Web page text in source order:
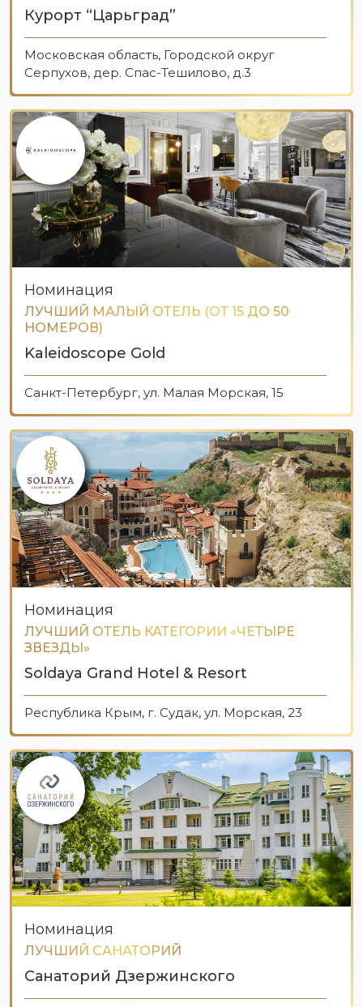
Курорт “Царьград”
Московская область, Городской округ
Серпухов, дер. Спас-Тешилово, д.3
Номинация
ЛУЧШИЙ МАЛЫЙ ОТЕЛЬ (ОТ 15 ДО 50
НОМЕРОВ)
Kaleidoscope Gold
Санкт-Петербург, ул. Малая Морская, 15
Номинация
ЛУЧШИЙ ОТЕЛЬ КАТЕГОРИИ «ЧЕТЫРЕ
ЗВЕЗДЫ»
Soldaya Grand Hotel & Resort
Республика Крым, г. Судак, ул. Морская, 23
Номинация
ЛУЧШИЙ САНАТОРИЙ
Санаторий Дзержинского